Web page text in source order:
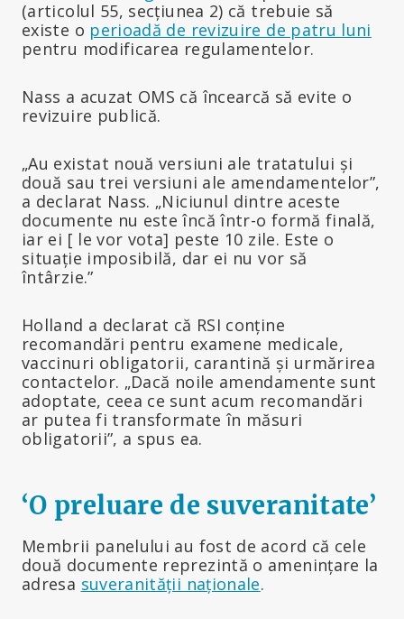
(articolul 55, secțiunea 2) că trebuie să
existe o perioadă de revizuire de patru luni
pentru modificarea regulamentelor.
Nass a acuzat OMS că încearcă să evite o
revizuire publică.
„Au existat nouă versiuni ale tratatului și
două sau trei versiuni ale amendamentelor”,
a declarat Nass. „Niciunul dintre aceste
documente nu este încă într-o formă finală,
iar ei [ le vor vota] peste 10 zile. Este o
situație imposibilă, dar ei nu vor să
întârzie.”
Holland a declarat că RSI conține
recomandări pentru examene medicale,
vaccinuri obligatorii, carantină și urmărirea
contactelor. „Dacă noile amendamente sunt
adoptate, ceea ce sunt acum recomandări
ar putea fi transformate în măsuri
obligatorii”, a spus ea.
‘O preluare de suveranitate’
Membrii panelului au fost de acord că cele
două documente reprezintă o amenințare la
adresa suveranității naționale.